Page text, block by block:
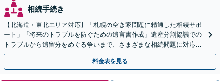
相続手続き
【北海道・東北エリア対応】「札幌の空き家問題に精通した相続サポ
ート」「将来のトラブルを防ぐための遺言書作成」遺産分割協議での
トラブルから遺留分をめぐる争いまで、さまざまな相続問題に対応し
ています「アクセス良好・WEB面談対応で安心の相談」
料金表を見る